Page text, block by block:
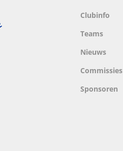
Clubinfo
Teams
Nieuws
Commissies
Sponsoren